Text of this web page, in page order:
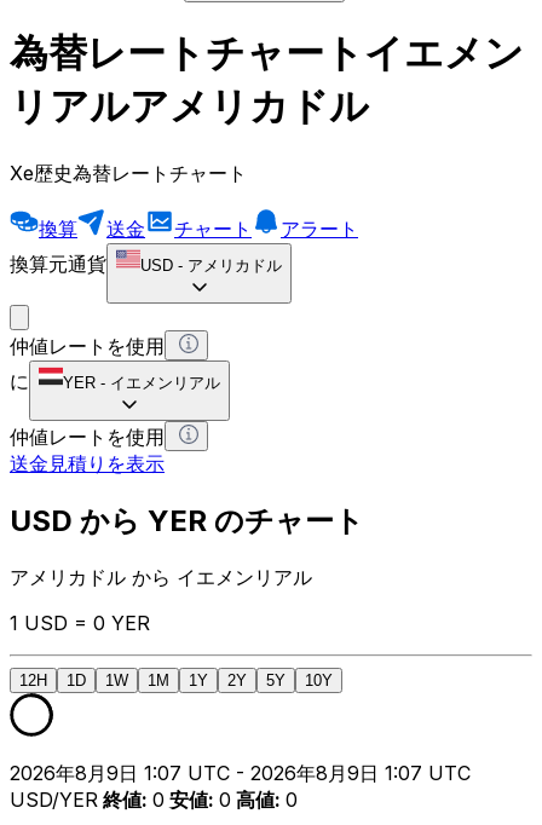
為替レートチャートイエメン
リアルアメリカドル
Xe歴史為替レートチャート
換算 送金 チャート
アラート
換算元通貨
USD - アメリカドル
仲値レートを使用
に
YER - イエメンリアル
仲値レートを使用
送金見積りを表示
USD から YER のチャート
アメリカドル から イエメンリアル
1 USD = 0 YER
12H 1D 1W 1M 1Y 2Y 5Y 10Y
2026年8月9日 1:07 UTC - 2026年8月9日 1:07 UTC
USD/YER 終値: 0 安値: 0 高値: 0